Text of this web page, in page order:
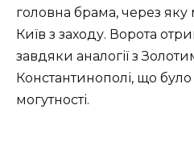
головна брама, через яку
Київ з заходу. Ворота
завдяки аналогії з
Константинополі, що
могутності.